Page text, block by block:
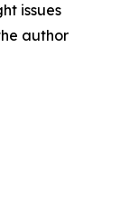
issues
author